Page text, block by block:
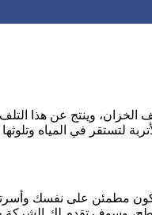
وينتج عن هذا
لتستقر في المياه
مطمئن على نفسك